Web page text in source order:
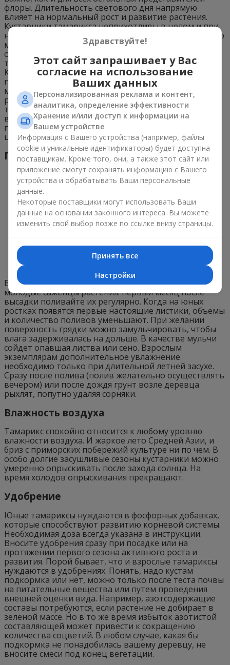
флоры. Длительность светового дня напрямую
влияет на нормальный рост и развитие растения.
Кустарники тамарикса неприхотливы в целом и при
необходимости способны стойко перенести тенистую
местность. Однако оптимальной считается грядка,
ориентированная на юго-восток. К температуре
тамариксы также довольно нетребовательны.
Культура способна нормально себя чувствовать при
повышенных температурных отметках. Небольшие
морозы также в большинстве случаев не страшны
растениям, но при суровой погоде хрупкие корни
тамарикса могут пострадать. Кроме того, недавно
высаженный в открытый грунт саженец в течение
первых 2-3 недель нуждается в притенении от
целенаправленных солнечных лучей.
Полив
В систематическом поливе нуждаются только
молодые саженцы растения: первый месяц после
высадки поливайте их регулярно. Когда на юных
ростках появятся первые настоящие листики, объемы
и количество поливов уменьшают. При желании
поверхность грядки можно замульчировать, чтобы
влага задерживалась на дольше. В качестве мульчи
сойдет опавшая листва или сено. Взрослым
экземплярам дополнительное увлажнение
необходимо только при длительной летней засухе.
Сразу после полива (полив желательно осуществлять
вечером) или после дождя грунт возле деревца
рыхлят, попутно удаляя сорняки.
Влажность воздуха
Тамарикс спокойно относится к любому уровню
влажности воздуха. И жаркое лето Средней Азии, и
бриз с приморских побережий культуре ни по чем. В
особо долгие засушливые сезоны кустарники можно
умеренно опрыскивать после захода солнца. На
время холодов опрыскивания прекращают.
Удобрение
Юные тамариксы нуждаются в фосфорных добавках,
которые способствуют развитию корневой системы.
Необходимая доза всегда указана в инструкции.
Вносите удобрения сразу при посадке или на
протяжении первого сезона активного роста и
развития. Порой бывает, что и взрослые тамариксы
нуждаются в удобрениях. Понять, надо кустам
подкормка или нет, можно только после теста почвы
на питательные вещества или путем проведения
внешней оценки вида. Например, азотсодержащие
составы потребуются, если растение не добирает в
зеленой массе. Но в то же время избыток азотистой
составляющей может привести к сокращению
количества соцветий. В любом случае, какая бы
подкормка не понадобилась вашему деревцу, не
вносите смеси под конец вегетации.
Здравствуйте!
Этот сайт запрашивает у Вас
согласие на использование
Ваших данных
Персонализированная реклама и контент,
аналитика, определение эффективности
Хранение и/или доступ к информации на
Вашем устройстве
Информация с Вашего устройства (например, файлы
cookie и уникальные идентификаторы) будет доступна
поставщикам. Кроме того, они, а также этот сайт или
приложение смогут сохранять информацию с Вашего
устройства и обрабатывать Ваши персональные
данные.
Некоторые поставщики могут использовать Ваши
данные на основании законного интереса. Вы можете
изменить свой выбор позже по ссылке внизу страницы.
Принять все
Настройки